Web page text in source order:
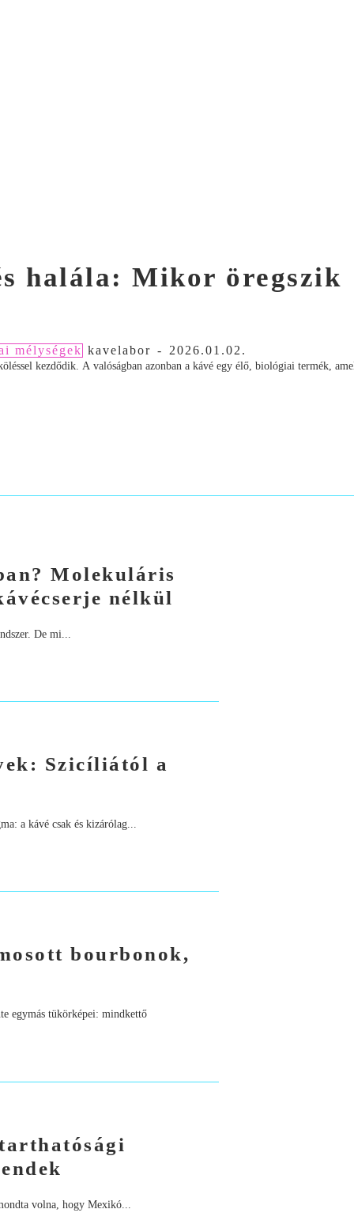
halála: Mikor öregszik
mélységek kavelabor - 2026.01.02.
kezdődik. A valóságban azonban a kávé egy élő, biológiai termék,
Molekuláris
nélkül
De mi...
Szicíliától a
a kávé csak és kizárólag...
bourbonok,
egymás tükörképei: mindkettő
volna, hogy Mexikó...